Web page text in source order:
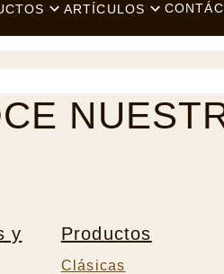
ARTÍCULOS
y
Productos
Clásicas